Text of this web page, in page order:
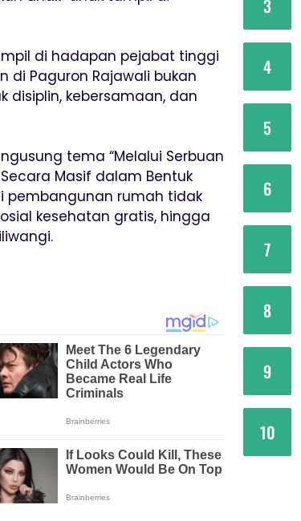
di hadapan pejabat tinggi
di Paguron Rajawali bukan
disiplin, kebersamaan, dan
tema “Melalui Serbuan
Masif dalam Bentuk
pembangunan rumah tidak
kesehatan gratis, hingga
3
4
5
6
7
8
9
10